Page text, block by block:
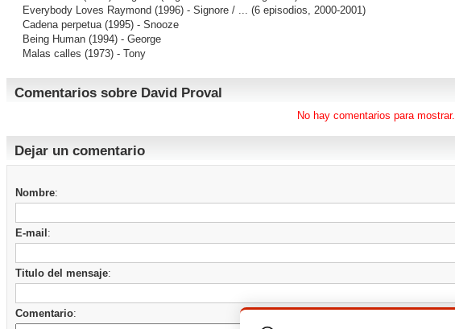
Everybody Loves Raymond (1996) - Signore / ... (6 episodios, 2000-2001)
Cadena perpetua(1995) - Snooze
Being Human (1994) - George
Malas calles (1973) - Tony
Comentarios sobre David Proval
No hay comentarios para mostrar.
Dejar un comentario
Nombre:
E-mail :
Titulo del mensaje:
Comentario: